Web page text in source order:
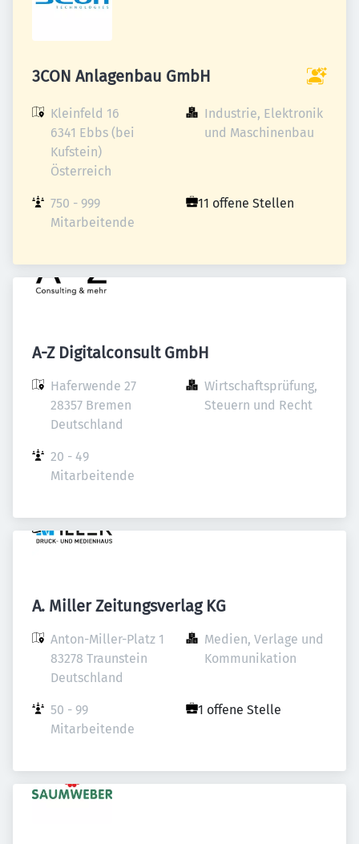
3CON Anlagenbau GmbH
Kleinfeld 16
6341 Ebbs (bei
Kufstein)
Österreich
Industrie, Elektronik
und Maschinenbau
750 - 999
Mitarbeitende
11 offene Stellen
A-Z Digitalconsult GmbH
Haferwende 27
28357 Bremen
Deutschland
Wirtschaftsprüfung,
Steuern und Recht
20 - 49
Mitarbeitende
A. Miller Zeitungsverlag KG
Anton-Miller-Platz 1
83278 Traunstein
Deutschland
Medien, Verlage und
Kommunikation
50 - 99
Mitarbeitende
1 offene Stelle